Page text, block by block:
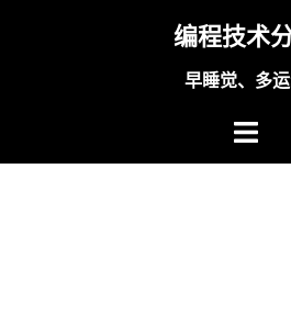
编程技术
早睡觉、多